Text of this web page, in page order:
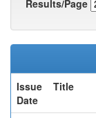
Results/Page
Issue
Date
Title